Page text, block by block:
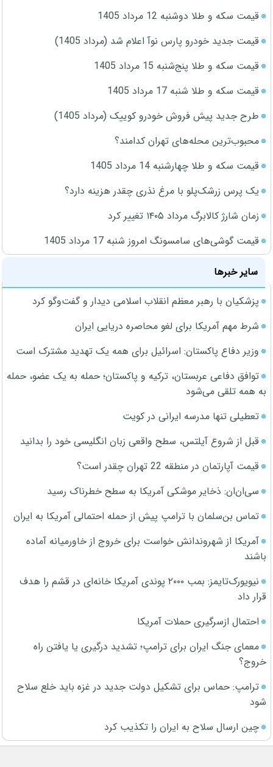
قیمت سکه و طلا دوشنبه 12 مرداد 1405
قیمت جدید خودرو پارس نوآ اعلام شد (مرداد 1405)
قیمت سکه و طلا پنج‌شنبه 15 مرداد 1405
قیمت سکه و طلا شنبه 17 مرداد 1405
طرح جدید پیش فروش خودرو کوییک (مرداد 1405)
محبوب‌ترین محله‌های تهران کدامند؟
قیمت سکه و طلا چهارشنبه 14 مرداد 1405
یک پرس زرشک‌پلو با مرغ نذری چقدر هزینه دارد؟
زمان شارژ کالابرگ مرداد ۱۴۰۵ تغییر کرد
قیمت گوشی‌های سامسونگ امروز شنبه 17 مرداد 1405
سایر خبرها
پزشکیان با رهبر معظم انقلاب اسلامی دیدار و گفت‌وگو کرد
شرط مهم آمریکا برای لغو محاصره دریایی ایران
وزیر دفاع پاکستان: اسرائیل برای همه یک تهدید مشترک است
توافق دفاعی عربستان، ترکیه و پاکستان؛ حمله به یک عضو، حمله
به همه تلقی می‌شود
تعطیلی تنها مدرسه ایرانی در کویت
قبل از شروع آیلتس، سطح واقعی زبان انگلیسی خود را بدانید
قیمت آپارتمان در منطقه 22 تهران چقدر است؟
سی‌ان‌ان: ذخایر موشکی آمریکا به سطح خطرناک رسید
تماس بن‌سلمان با ترامپ پیش از حمله احتمالی آمریکا به ایران
آمریکا از شهروندانش خواست برای خروج از خاورمیانه آماده
باشند
نیویورک‌تایمز: بمب ۲۰۰۰ پوندی آمریکا خانه‌ای در قشم را هدف
قرار داد
احتمال ازسرگیری حملات آمریکا
معمای جنگ ایران برای ترامپ؛ تشدید درگیری یا یافتن راه
خروج؟
ترامپ: حماس برای تشکیل دولت جدید در غزه باید خلع سلاح
شود
چین ارسال سلاح به ایران را تکذیب کرد